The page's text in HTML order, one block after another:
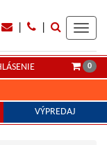
0
VÝPREDAJ